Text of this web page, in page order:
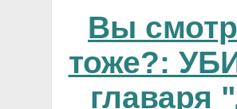
Вы
тоже?:
главаря